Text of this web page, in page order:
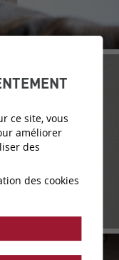
ce site, vous
améliorer
des
des cookies